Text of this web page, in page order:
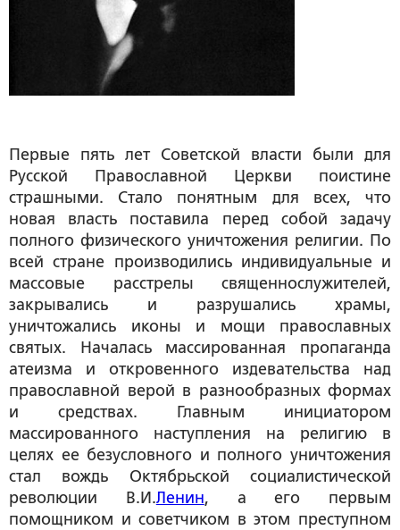
Первые пять лет Советской власти были для
Русской Православной Церкви поистине
страшными. Стало понятным для всех, что
новая власть поставила перед собой задачу
полного физического уничтожения религии. По
всей стране производились индивидуальные и
массовые расстрелы священнослужителей,
закрывались и разрушались храмы,
уничтожались иконы и мощи православных
святых. Началась массированная пропаганда
атеизма и откровенного издевательства над
православной верой в разнообразных формах
и средствах. Главным инициатором
массированного наступления на религию в
целях ее безусловного и полного уничтожения
стал вождь Октябрьской социалистической
революции В.И.Ленин, а его первым
помощником и советчиком в этом преступном